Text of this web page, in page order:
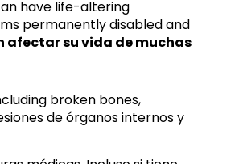
have life-altering
permanently disabled and
afectar su vida de muchas
broken bones,
de órganos internos y